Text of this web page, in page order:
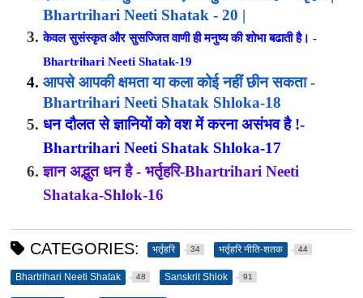
Bhartrihari Neeti Shatak - 20 |
केवल सुसंस्कृत और सुसज्जित वाणी ही मनुष्य की शोभा बढाती है। -
Bhartrihari Neeti Shatak-19
आपसे आपकी क्षमता या कला कोई नहीं छीन सकता -
Bhartrihari Neeti Shatak Shloka-18
धन दौलत से ज्ञानियों को वश में करना असंभव है !-
Bhartrihari Neeti Shatak Shloka-17
ज्ञान अद्भुत धन है - भर्तृहरि-Bhartrihari Neeti
Shataka-Shlok-16
CATEGORIES: भर्तृहरि 34 भर्तृहरि नीति-शतक 44
Bhartrihari Neeti Shatak 48 Sanskrit Shlok 91